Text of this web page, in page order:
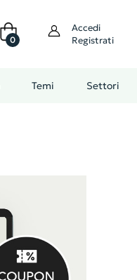
0
Accedi
Registrati
Temi Settori